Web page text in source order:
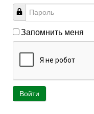
Запомнить меня
Войти